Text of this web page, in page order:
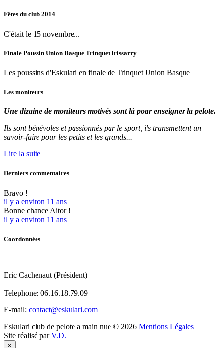
Fêtes du club 2014
C'était le 15 novembre...
Finale Poussin Union Basque Trinquet Irissarry
Les poussins d'Eskulari en finale de Trinquet Union Basque
Les moniteurs
Une dizaine de moniteurs motivés sont là pour enseigner la pelote.
Ils sont bénévoles et passionnés par le sport, ils transmettent un
savoir-faire pour les petits et les grands...
Lire la suite
Derniers commentaires
Bravo !
il y a environ 11 ans
Bonne chance Aitor !
il y a environ 11 ans
Coordonnées
Eric Cachenaut (Président)
Telephone: 06.16.18.79.09
E-mail: contact@eskulari.com
Eskulari club de pelote a main nue © 2026 Mentions Légales
Site réalisé parV.D.
×